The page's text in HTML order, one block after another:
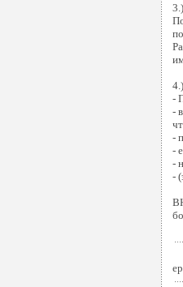
-
-
-
-
-
-